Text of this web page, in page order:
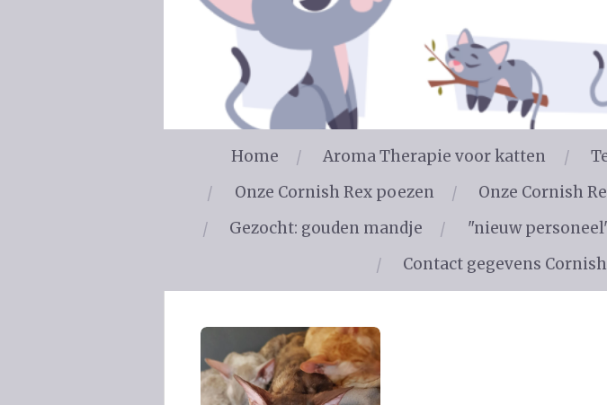
Home Aroma Therapie voor katten
Onze Cornish Rex poezen
Onze Cornish
Gezocht: gouden mandje
"nieuw
Contact gegevens